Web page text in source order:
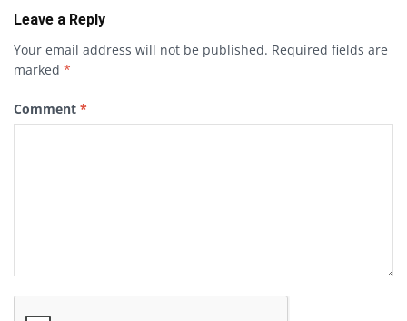
Leave a Reply
Your email address will not be published. Required fields are
marked *
Comment *